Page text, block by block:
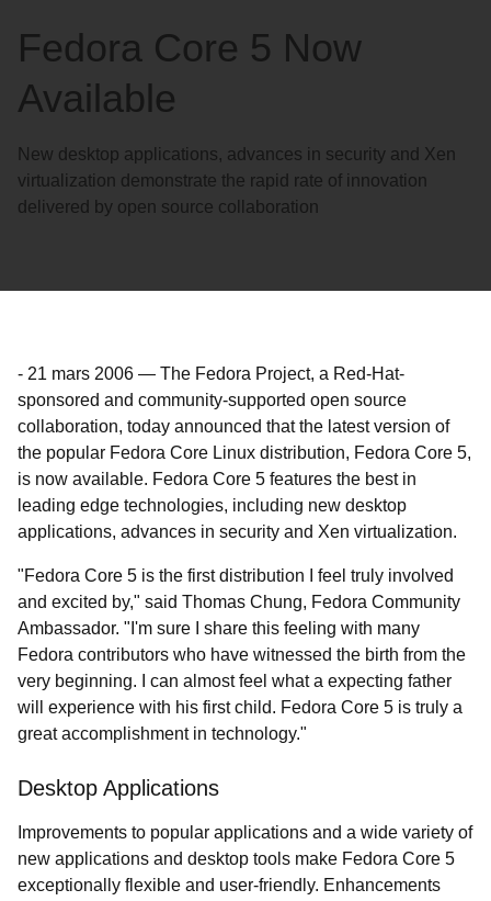
Fedora Core 5 Now
Available
New desktop applications, advances in security and Xen
virtualization demonstrate the rapid rate of innovation
delivered by open source collaboration
- 21 mars 2006 — The Fedora Project, a Red-Hat-
sponsored and community-supported open source
collaboration, today announced that the latest version of
the popular Fedora Core Linux distribution, Fedora Core 5,
is now available. Fedora Core 5 features the best in
leading edge technologies, including new desktop
applications, advances in security and Xen virtualization.
"Fedora Core 5 is the first distribution I feel truly involved
and excited by," said Thomas Chung, Fedora Community
Ambassador. "I'm sure I share this feeling with many
Fedora contributors who have witnessed the birth from the
very beginning. I can almost feel what a expecting father
will experience with his first child. Fedora Core 5 is truly a
great accomplishment in technology."
Desktop Applications
Improvements to popular applications and a wide variety of
new applications and desktop tools make Fedora Core 5
exceptionally flexible and user-friendly. Enhancements